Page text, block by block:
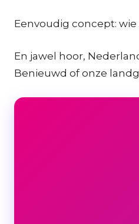
Eenvoudig concept:
En jawel hoor,
Benieuwd of onze